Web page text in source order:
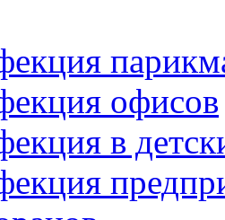
офисов
в